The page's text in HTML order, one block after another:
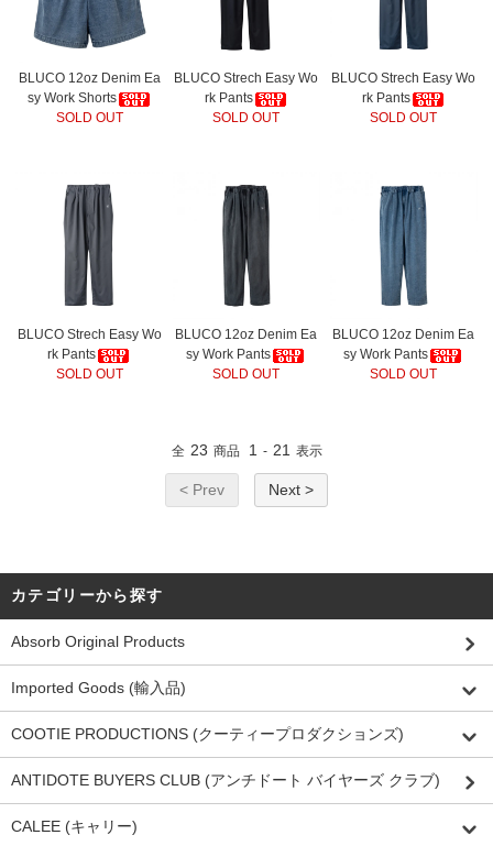
BLUCO 12oz Denim Ea
sy Work Shorts
SOLD OUT
BLUCO Strech Easy Wo
rk Pants
SOLD OUT
BLUCO Strech Easy Wo
rk Pants
SOLD OUT
BLUCO Strech Easy Wo
rk Pants
SOLD OUT
BLUCO 12oz Denim Ea
sy Work Pants
SOLD OUT
BLUCO 12oz Denim Ea
sy Work Pants
SOLD OUT
全 23 商品 1 - 21 表示
< Prev Next >
カテゴリーから探す
Absorb Original Products
Imported Goods (輸入品)
COOTIE PRODUCTIONS (クーティープロダクションズ)
ANTIDOTE BUYERS CLUB (アンチドート バイヤーズ クラブ)
CALEE (キャリー)